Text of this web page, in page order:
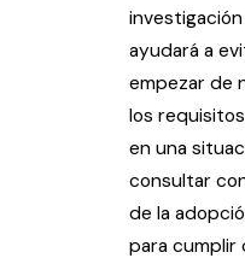
ayudará a
empezar de
los
en una
consultar
de la
para cumplir